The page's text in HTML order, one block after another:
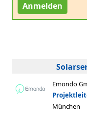
Anmelden